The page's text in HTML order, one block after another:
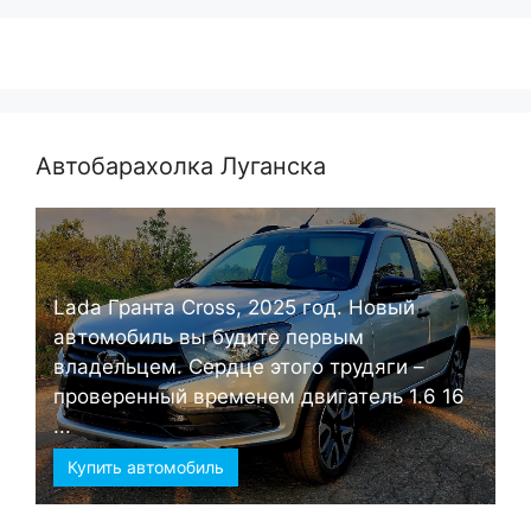
Автобарахолка Луганска
Lada Гранта Cross, 2025 год. Новый
автомобиль вы будите первым
владельцем. Сердце этого трудяги –
проверенный временем двигатель 1.6 16
...
Купить автомобиль